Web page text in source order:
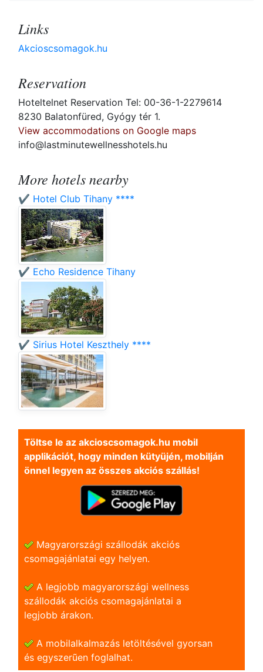
Links
Akcioscsomagok.hu
Reservation
Hoteltelnet Reservation Tel: 00-36-1-2279614
8230 Balatonfüred, Gyógy tér 1.
View accommodations on Google maps
info@lastminutewellnesshotels.hu
More hotels nearby
✔️ Hotel Club Tihany ****
✔️ Echo Residence Tihany
✔️ Sirius Hotel Keszthely ****
Töltse le az akcioscsomagok.hu mobil
applikációt, hogy minden kütyüjén, mobilján
önnel legyen az összes akciós szállás!
Magyarországi szállodák akciós
csomagajánlatai egy helyen.
A legjobb magyarországi wellness
szállodák akciós csomagajánlatai a
legjobb árakon.
A mobilalkalmazás letöltésével gyorsan
és egyszerũen foglalhat.